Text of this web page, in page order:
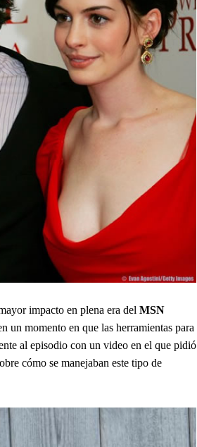
impacto en plena era del MSN
un momento en que las herramientas para
al episodio con un video en el que pidió
cómo se manejaban este tipo de